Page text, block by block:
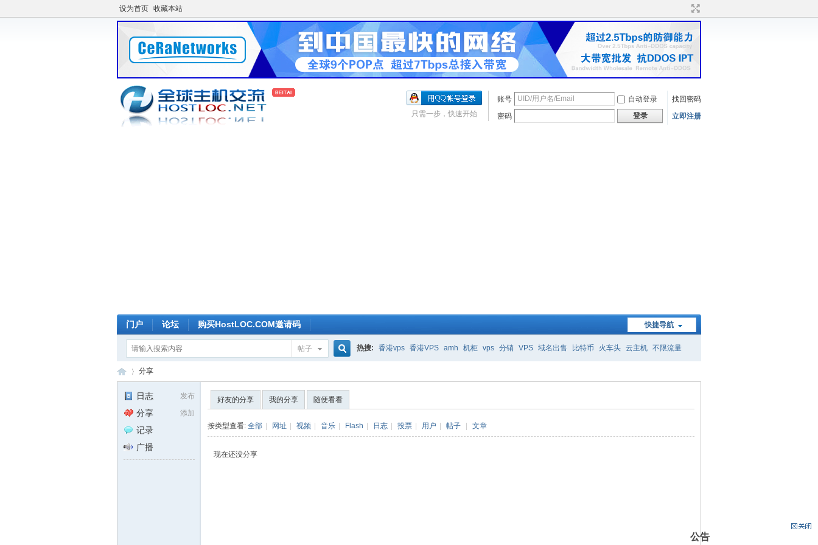
设为首页 收藏本站
账号 自动登录
找回密码
密码
登录 立即注册
只需一步，快速开始
快捷导航
门户 论坛 购买HostLOC.COM邀请码
帖子 热搜: 香港vps 香港VPS amh 机柜 vps 分销 VPS 域名出售 比特币 火车头 云主机 不限流量
分享
发布
日志
添加
分享
记录
广播
好友的分享 我的分享 随便看看
按类型查看: 全部 网址 视频 音乐 Flash 日志 投票 用户 帖子 文章
现在还没分享
公告